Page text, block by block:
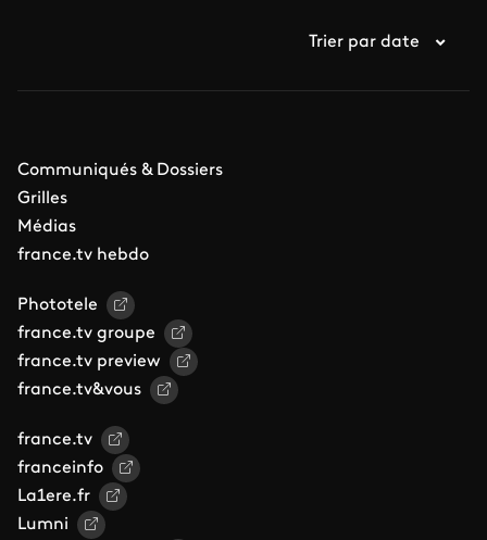
Trier par date
Communiqués & Dossiers
Grilles
Médias
france.tv hebdo
Phototele
france.tv groupe
france.tv preview
france.tv&vous
france.tv
franceinfo
La1ere.fr
Lumni